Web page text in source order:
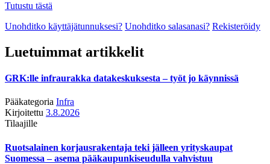
Tutustu tästä
Unohditko käyttäjätunnuksesi? Unohditko salasanasi? Rekisteröidy
Luetuimmat artikkelit
GRK:lle infraurakka datakeskuksesta – työt jo käynnissä
Pääkategoria Infra
Kirjoitettu 3.8.2026
Tilaajille
Ruotsalainen korjausrakentaja teki jälleen yrityskaupat
Suomessa – asema pääkaupunkiseudulla vahvistuu